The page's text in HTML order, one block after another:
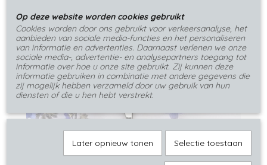
Home>Hangers>Herinneringshangers
bij verlies van een dierbare
Op deze website worden cookies gebruikt
Cookies worden door ons gebruikt voor verkeersanalyse, het
aanbieden van sociale media-functies en het personaliseren
van informatie en advertenties. Daarnaast verlenen we onze
sociale media-, advertentie- en analysepartners toegang tot
informatie over hoe u onze site gebruikt. Zij kunnen deze
informatie gebruiken in combinatie met andere gegevens die
zij mogelijk hebben verzameld door uw gebruik van hun
diensten of die u hen hebt verstrekt.
Later opnieuw tonen Selectie toestaan